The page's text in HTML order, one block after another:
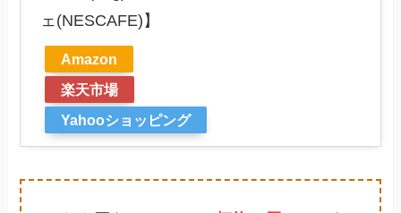
ェ(NESCAFE)】
Amazon
楽天市場
Yahooショッピング